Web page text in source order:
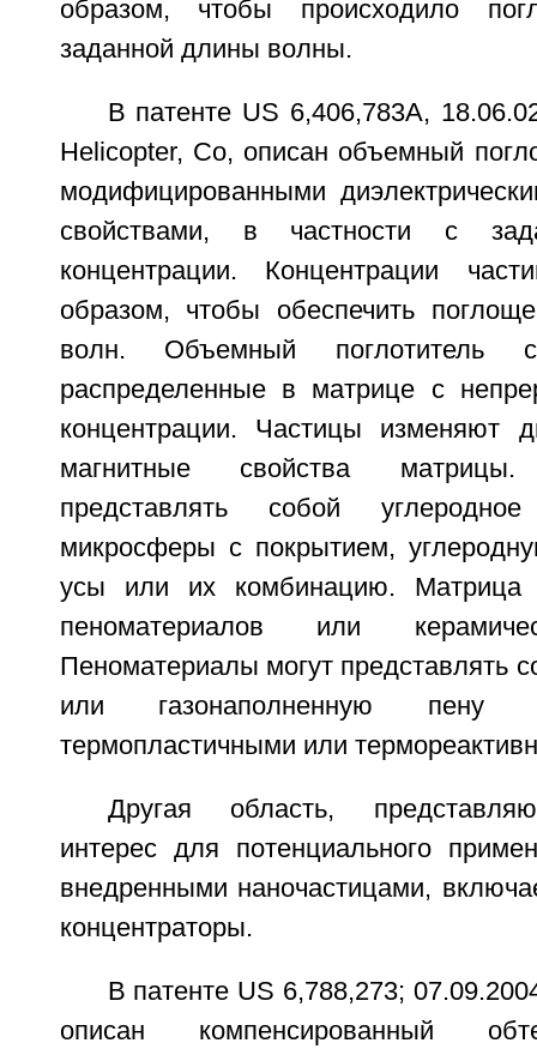
образом, чтобы происходило
заданной длины волны.
В патенте US 6,406,783A,
Helicopter, Co, описан объемный
модифицированными
свойствами, в частности с
концентрации. Концентрации
образом, чтобы обеспечить
волн. Объемный поглотитель
распределенные в матрице с
концентрации. Частицы изменяют
магнитные свойства
представлять собой
микросферы с покрытием,
усы или их комбинацию. Матрица
пеноматериалов или
Пеноматериалы могут представлять
или газонаполненную
термопластичными или
Другая область,
интерес для потенциального
внедренными наночастицами,
концентраторы.
В патенте US 6,788,273;
описан компенсированный